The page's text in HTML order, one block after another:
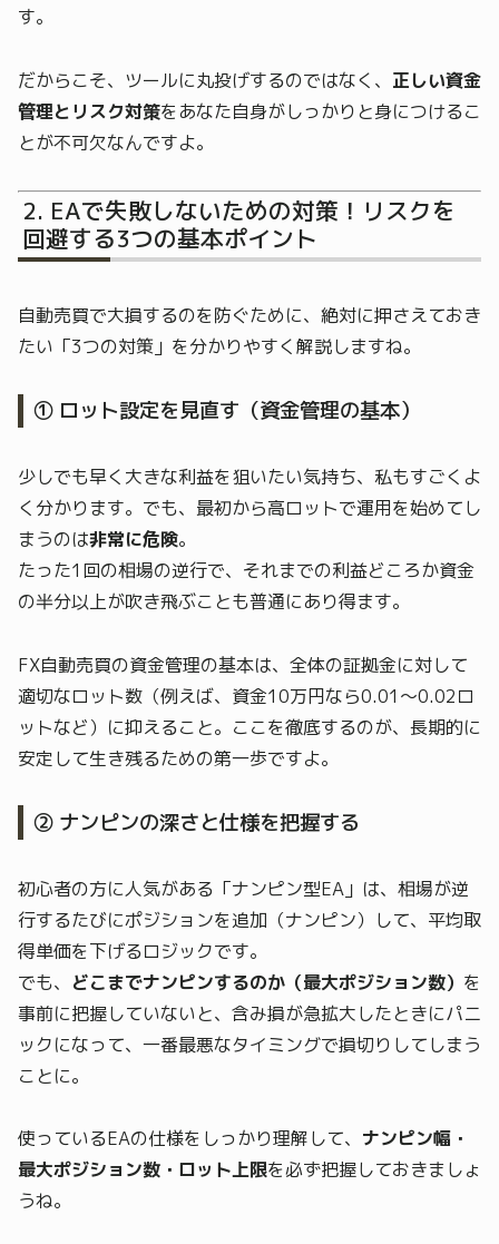
す。
だからこそ、ツールに丸投げするのではなく、 正しい資金
管理とリスク対策をあなた自身がしっかりと身につけるこ
とが不可欠なんですよ。
EAで失敗しないための対策！リスクを
回避する3つの基本ポイント
自動売買で大損するのを防ぐために、絶対に押さえておき
たい「3つの対策」を分かりやすく解説しますね。
① ロット設定を見直す（資金管理の基本）
少しでも早く大きな利益を狙いたい気持ち、私もすごくよ
く分かります。でも、最初から高ロットで運用を始めてし
まうのは非常に危険。
たった1回の相場の逆行で、それまでの利益どころか資金
の半分以上が吹き飛ぶことも普通にあり得ます。
FX自動売買の資金管理の基本は、全体の証拠金に対して
適切なロット数（例えば、資金10万円なら0.01〜0.02ロ
ットなど）に抑えること。ここを徹底するのが、長期的に
安定して生き残るための第一歩ですよ。
② ナンピンの深さと仕様を把握する
初心者の方に人気がある「ナンピン型EA」は、相場が逆
行するたびにポジションを追加（ナンピン）して、平均取
得単価を下げるロジックです。
でも、 どこまでナンピンするのか（最大ポジション数） を
事前に把握していないと、含み損が急拡大したときにパニ
ックになって、一番最悪なタイミングで損切りしてしまう
ことに。
使っているEAの仕様をしっかり理解して、 ナンピン幅・
最大ポジション数・ロット上限を必ず把握しておきましょ
うね。